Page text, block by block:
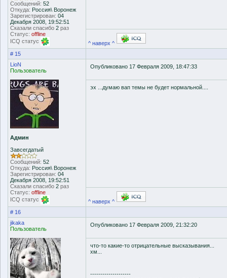
Сообщений: 52
Откуда: Россия\ Воронеж
Зарегистрирован: 04
Декабря 2008, 19:52:51
Сказали спасибо 2 раз
Статус: offline
ICQ статус
^ наверх ^
# 15
LioN
Пользователь
Админ
Завсегдатый
Сообщений: 52
Откуда: Россия\ Воронеж
Зарегистрирован: 04
Декабря 2008, 19:52:51
Сказали спасибо 2 раз
Статус: offline
ICQ статус
Опубликовано 17 Февраля 2009, 18:47:33
эх ...думаю вап темы не будет нормальной....
^ наверх ^
# 16
jikaka
Пользователь
Опубликовано 17 Февраля 2009, 21:32:20
что-то какие-то отрицательные высказывания...
хм...
--------------------